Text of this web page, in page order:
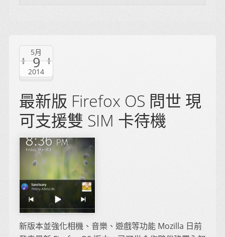
5月
9
2014
最新版 Firefox OS 問世 現
可支援雙 SIM 卡待機
新版本並強化相機、音樂、遊戲等功能 Mozilla 日前